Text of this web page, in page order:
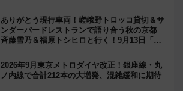
ありがとう現行車両！嵯峨野トロッコ貸切＆サ
ンダーバードレストランで語り合う秋の京都
斉藤雪乃＆福原トシヒロと行く！9月13日「京
2026年9月東京メトロダイヤ改正！銀座線・丸
ノ内線で合計212本の大増発、混雑緩和に期待